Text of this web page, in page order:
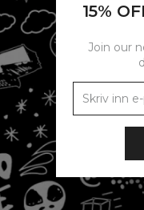
15%
Join our